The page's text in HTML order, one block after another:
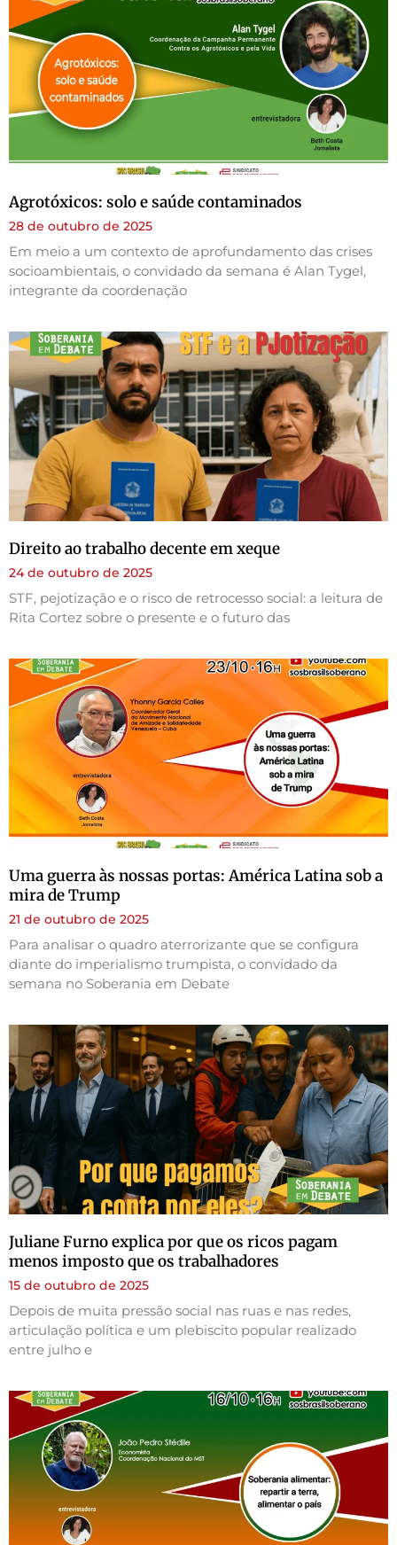
Agrotóxicos: solo e saúde contaminados
28 de outubro de 2025
Em meio a um contexto de aprofundamento das crises
socioambientais, o convidado da semana é Alan Tygel,
integrante da coordenação
Direito ao trabalho decente em xeque
24 de outubro de 2025
STF, pejotização e o risco de retrocesso social: a leitura de
Rita Cortez sobre o presente e o futuro das
Uma guerra às nossas portas: América Latina sob a
mira de Trump
21 de outubro de 2025
Para analisar o quadro aterrorizante que se configura
diante do imperialismo trumpista, o convidado da
semana no Soberania em Debate
Juliane Furno explica por que os ricos pagam
menos imposto que os trabalhadores
15 de outubro de 2025
Depois de muita pressão social nas ruas e nas redes,
articulação política e um plebiscito popular realizado
entre julho e